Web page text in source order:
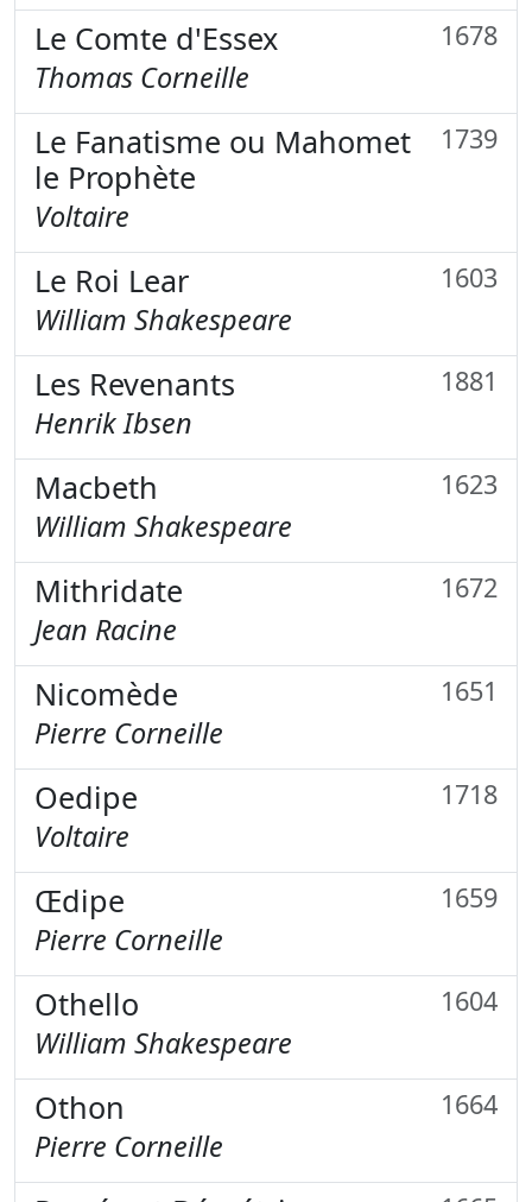
Le Comte d'Essex 1678
Thomas Corneille
Le Fanatisme ou Mahomet
le Prophète
1739
Voltaire
Le Roi Lear 1603
William Shakespeare
Les Revenants 1881
Henrik Ibsen
Macbeth 1623
William Shakespeare
Mithridate 1672
Jean Racine
Nicomède 1651
Pierre Corneille
Oedipe 1718
Voltaire
Œdipe 1659
Pierre Corneille
Othello 1604
William Shakespeare
Othon 1664
Pierre Corneille